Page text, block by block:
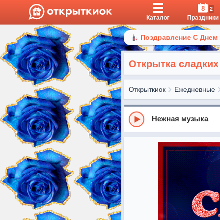
Каталог
8 2
Праздники
Поздравление С
Открытка
Открыткиок Ежедневные
Нежная музыка